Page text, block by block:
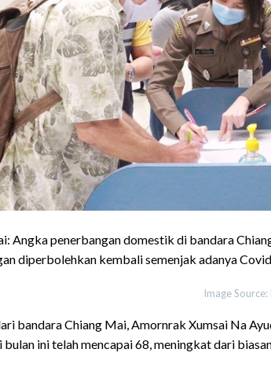
Angka penerbangan domestik di bandara
diperbolehkan kembali semenjak adanya
Image
bandara Chiang Mai, Amornrak Xumsai Na
bulan ini telah mencapai 68, meningkat dari